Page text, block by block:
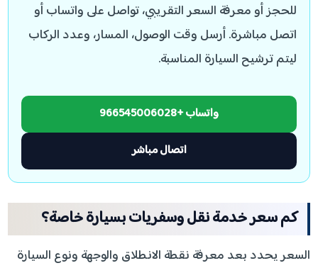
للحجز أو معرفة السعر التقريبي، تواصل على واتساب أو
اتصل مباشرة. أرسل وقت الوصول، المسار، وعدد الركاب
ليتم ترشيح السيارة المناسبة.
واتساب +966545006028
اتصال مباشر
كم سعر خدمة نقل وسفريات بسيارة خاصة؟
السعر يحدد بعد معرفة نقطة الانطلاق والوجهة ونوع السيارة